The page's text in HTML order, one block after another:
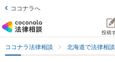
ココナラへ
投稿
ココナラ法律相談 北海道で法律相